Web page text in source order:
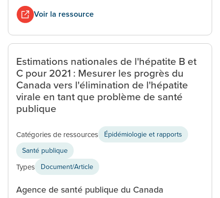
Voir la ressource
Estimations nationales de l'hépatite B et
C pour 2021 : Mesurer les progrès du
Canada vers l'élimination de l'hépatite
virale en tant que problème de santé
publique
Catégories de ressources
Épidémiologie et rapports
Santé publique
Types Document/Article
Agence de santé publique du Canada